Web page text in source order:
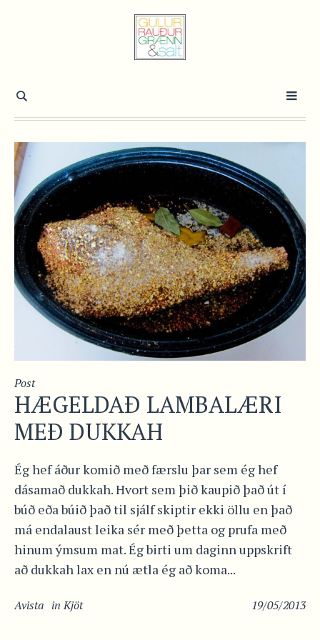
Post
HÆGELDAÐ LAMBALÆRI
MEÐ DUKKAH
Ég hef áður komið með færslu þar sem ég hef
dásamað dukkah. Hvort sem þið kaupið það út í
búð eða búið það til sjálf skiptir ekki öllu en það
má endalaust leika sér með þetta og prufa með
hinum ýmsum mat. Ég birti um daginn uppskrift
að dukkah lax en nú ætla ég að koma...
19/05/2013
Avista inKjöt